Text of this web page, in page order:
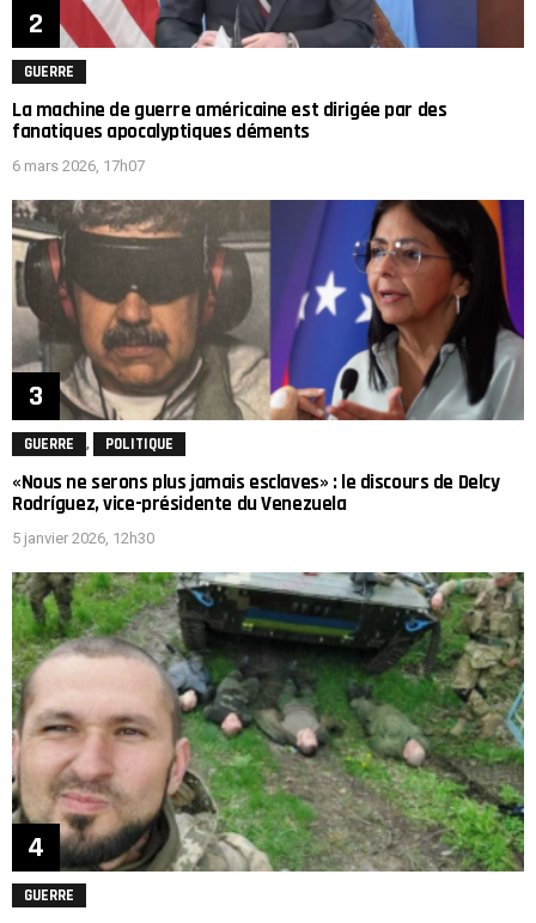
GUERRE
La machine de guerre américaine est dirigée par des
fanatiques apocalyptiques déments
6 mars 2026, 17h07
GUERRE , POLITIQUE
«Nous ne serons plus jamais esclaves» : le discours de Delcy
Rodríguez, vice-présidente du Venezuela
5 janvier 2026, 12h30
GUERRE